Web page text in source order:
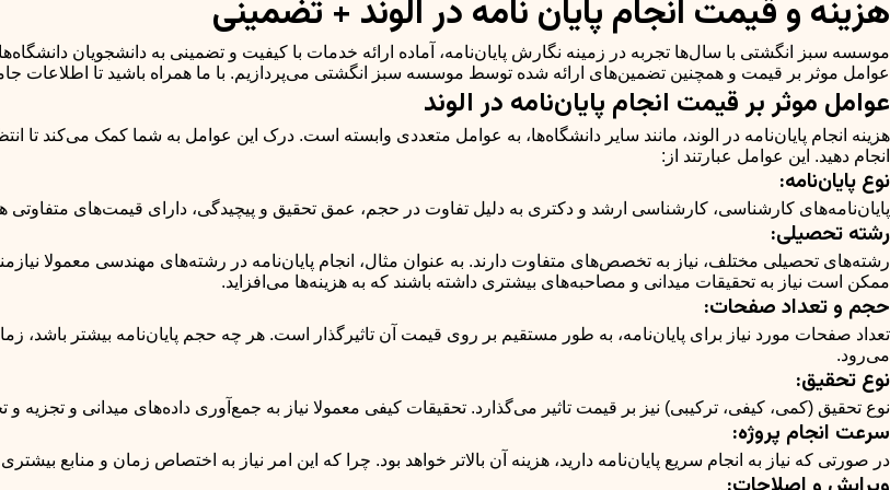
هزینه و قیمت انجام پایان نامه در الوند + تضمینی
موسسه سبز انگشتی با سال‌ها تجربه در زمینه نگارش پایان‌نامه، آماده ارائه خدمات با کیفیت و تضمینی به دانشجویان
عوامل موثر بر قیمت و همچنین تضمین‌های ارائه شده توسط موسسه سبز انگشتی می‌پردازیم. با ما همراه باشید تا اطلاعات
عوامل موثر بر قیمت انجام پایان‌نامه در الوند
هزینه انجام پایان‌نامه در الوند، مانند سایر دانشگاه‌ها، به عوامل متعددی وابسته است. درک این عوامل به شما کمک می‌کند تا
انجام دهید. این عوامل عبارتند از:
نوع پایان‌نامه:
پایان‌نامه‌های کارشناسی، کارشناسی ارشد و دکتری به دلیل تفاوت در حجم، عمق تحقیق و پیچیدگی، دارای قیمت‌های متفاوتی
رشته تحصیلی:
رشته‌های تحصیلی مختلف، نیاز به تخصص‌های متفاوت دارند. به عنوان مثال، انجام پایان‌نامه در رشته‌های مهندسی معمولا
ممکن است نیاز به تحقیقات میدانی و مصاحبه‌های بیشتری داشته باشند که به هزینه‌ها می‌افزاید.
حجم و تعداد صفحات:
تعداد صفحات مورد نیاز برای پایان‌نامه، به طور مستقیم بر روی قیمت آن تاثیرگذار است. هر چه حجم پایان‌نامه بیشتر باشد،
می‌رود.
نوع تحقیق:
نوع تحقیق (کمی، کیفی، ترکیبی) نیز بر قیمت تاثیر می‌گذارد. تحقیقات کیفی معمولا نیاز به جمع‌آوری داده‌های میدانی و تجزیه
سرعت انجام پروژه:
در صورتی که نیاز به انجام سریع پایان‌نامه دارید، هزینه آن بالاتر خواهد بود. چرا که این امر نیاز به اختصاص زمان و منابع بیشتری